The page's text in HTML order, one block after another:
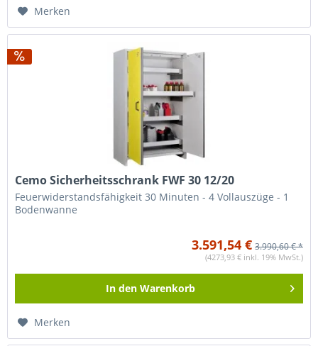
Merken
Cemo Sicherheitsschrank FWF 30 12/20
Feuerwiderstandsfähigkeit 30 Minuten - 4 Vollauszüge - 1
Bodenwanne
3.591,54 € 3.990,60 € *
(4273,93 € inkl. 19% MwSt.)
In den Warenkorb
Merken